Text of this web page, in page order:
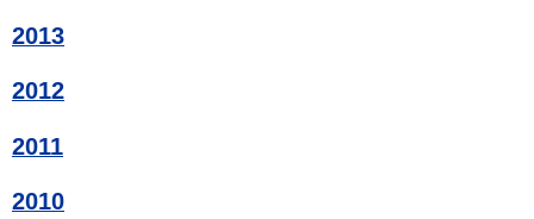
2013
2012
2011
2010